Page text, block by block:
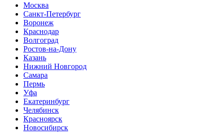
Москва
Санкт-Петербург
Воронеж
Краснодар
Волгоград
Ростов-на-Дону
Казань
Нижний Новгород
Самара
Пермь
Уфа
Екатеринбург
Челябинск
Красноярск
Новосибирск